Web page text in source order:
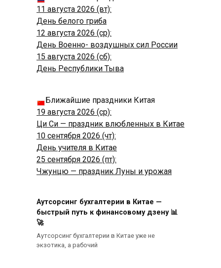
11 августа 2026 (вт):
День белого гриба
12 августа 2026 (ср):
День Военно- воздушных сил России
15 августа 2026 (сб):
День Республики Тыва
Ближайшие праздники Китая
19 августа 2026 (ср):
Ци Си — праздник влюбленных в Китае
10 сентября 2026 (чт):
День учителя в Китае
25 сентября 2026 (пт):
Чжунцю — праздник Луны и урожая
Аутсорсинг бухгалтерии в Китае —
быстрый путь к финансовому дзену 📊
🚀
Аутсорсинг бухгалтерии в Китае уже не
экзотика, а рабочий